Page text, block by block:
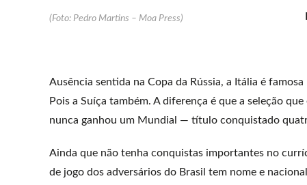
(Foto: Pedro Martins – Moa Press)
Ausência sentida na Copa da Rússia, a Itália é
Pois a Suíça também. A diferença é que a seleção
nunca ganhou um Mundial — título conquistado
Ainda que não tenha conquistas importantes no
de jogo dos adversários do Brasil tem nome e